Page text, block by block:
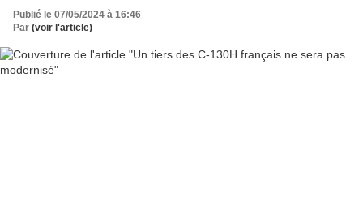
Publié le 07/05/2024 à 16:46
Par (voir l'article)